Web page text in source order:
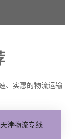
、实惠的物流运输
专线_运保时效「高效快运」